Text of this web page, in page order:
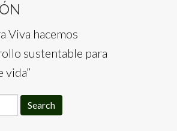
Viva hacemos
sustentable para
vida”